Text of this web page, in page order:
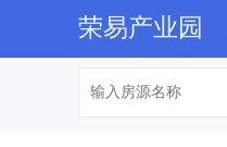
荣易产业园